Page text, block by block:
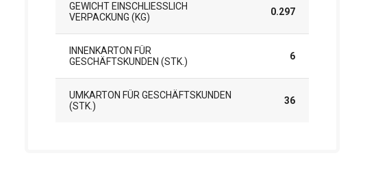
GEWICHT EINSCHLIESSLICH V
ERPACKUNG (KG)
0.297
INNENKARTON FÜR
GESCHÄFTSKUNDEN (STK.)
6
UMKARTON FÜR GESCHÄFTSKUNDEN
(STK.)
36